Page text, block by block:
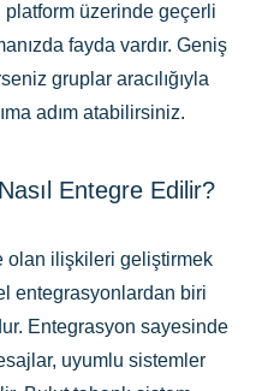
üzerinde geçerli
fayda vardır. Geniş
gruplar aracılığıyla
adım atabilirsiniz.
Entegre Edilir?
olan ilişkileri geliştirmek
entegrasyonlardan biri
Entegrasyon sayesinde
uyumlu sistemler